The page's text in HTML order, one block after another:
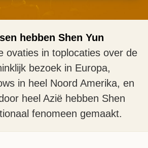
hebben Shen Yun
ovaties in toplocaties over de
bezoek in Europa,
in heel Noord Amerika, en
heel Azië hebben Shen
fenomeen gemaakt.